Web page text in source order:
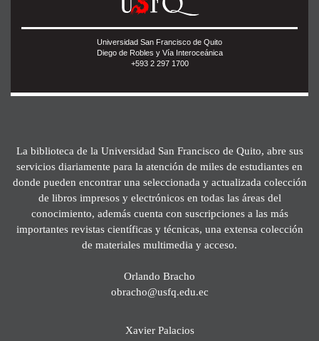
Universidad San Francisco de Quito
Diego de Robles y Vía Interoceánica
+593 2 297 1700
La biblioteca de la Universidad San Francisco de Quito, abre sus
servicios diariamente para la atención de miles de estudiantes en
donde pueden encontrar una seleccionada y actualizada colección
de libros impresos y electrónicos en todas las áreas del
conocimiento, además cuenta con suscripciones a las más
importantes revistas científicas y técnicas, una extensa colección
de materiales multimedia y acceso.
Orlando Bracho
obracho@usfq.edu.ec
Xavier Palacios